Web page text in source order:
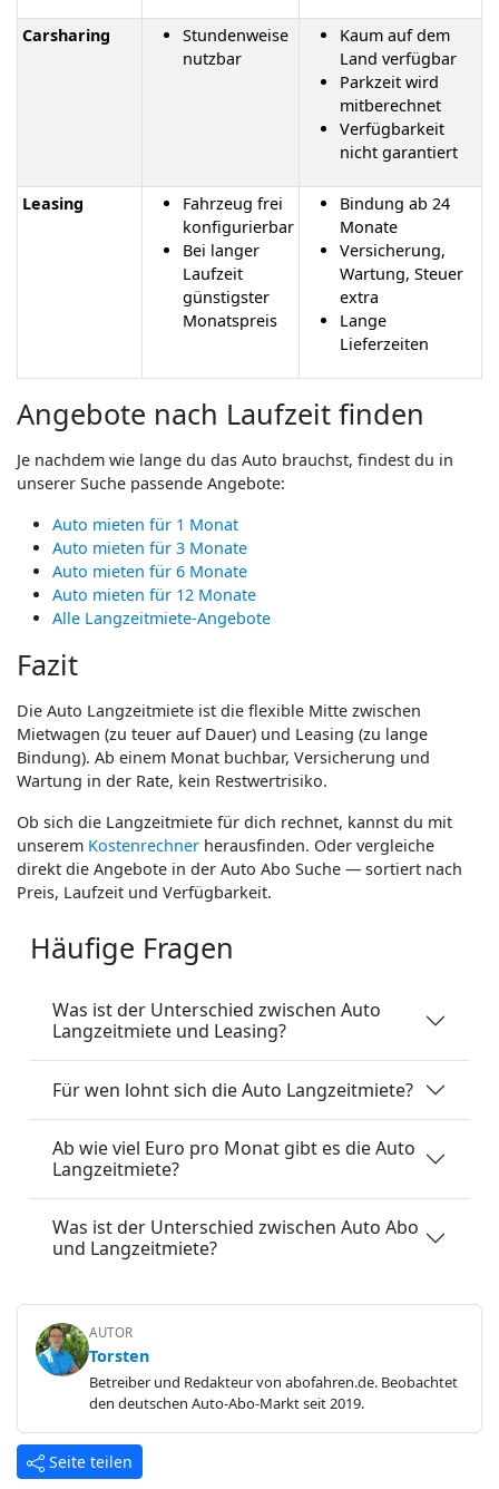
Carsharing
Stundenweise
nutzbar
Kaum auf dem
Land verfügbar
Parkzeit wird
mitberechnet
Verfügbarkeit
nicht garantiert
Leasing
Fahrzeug frei
konfigurierbar
Bei langer
Laufzeit
günstigster
Monatspreis
Bindung ab 24
Monate
Versicherung,
Wartung, Steuer
extra
Lange
Lieferzeiten
Angebote nach Laufzeit finden
Je nachdem wie lange du das Auto brauchst, findest du in
unserer Suche passende Angebote:
Auto mieten für 1 Monat
Auto mieten für 3 Monate
Auto mieten für 6 Monate
Auto mieten für 12 Monate
Alle Langzeitmiete-Angebote
Fazit
Die Auto Langzeitmiete ist die flexible Mitte zwischen
Mietwagen (zu teuer auf Dauer) und Leasing (zu lange
Bindung). Ab einem Monat buchbar, Versicherung und
Wartung in der Rate, kein Restwertrisiko.
Ob sich die Langzeitmiete für dich rechnet, kannst du mit
unserem Kostenrechner herausfinden. Oder vergleiche
direkt die Angebote in der Auto Abo Suche — sortiert nach
Preis, Laufzeit und Verfügbarkeit.
Häufige Fragen
Was ist der Unterschied zwischen Auto
Langzeitmiete und Leasing?
Für wen lohnt sich die Auto Langzeitmiete?
Ab wie viel Euro pro Monat gibt es die Auto
Langzeitmiete?
Was ist der Unterschied zwischen Auto Abo
und Langzeitmiete?
AUTOR
Torsten
Betreiber und Redakteur von abofahren.de. Beobachtet
den deutschen Auto-Abo-Markt seit 2019.
Seite teilen